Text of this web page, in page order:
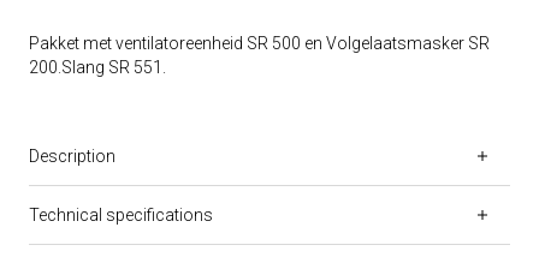
Pakket met ventilatoreenheid SR 500 en Volgelaatsmasker SR
200.Slang SR 551.
Description
Technical specifications